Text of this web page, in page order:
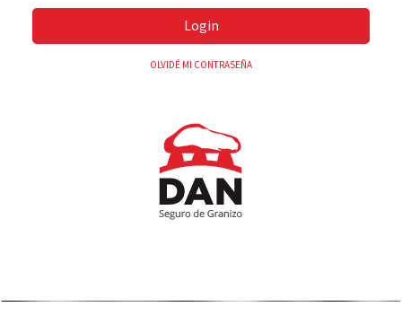
Login
OLVIDÉ MI CONTRASEÑA